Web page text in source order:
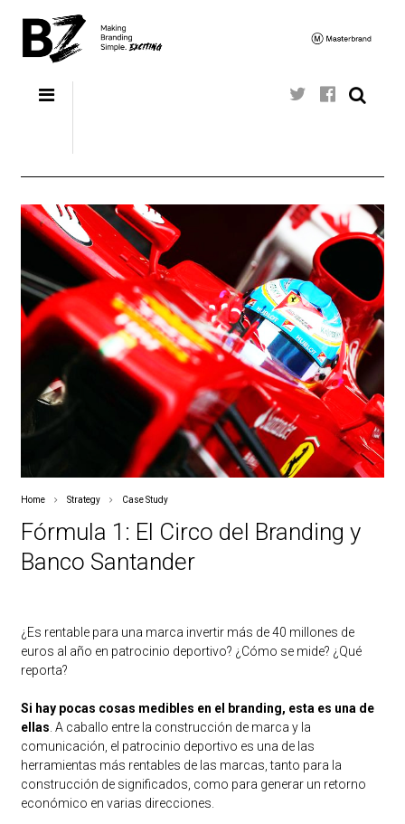
Home Strategy Case Study
Fórmula 1: El Circo del Branding y
Banco Santander
¿Es rentable para una marca invertir más de 40 millones de
euros al año en patrocinio deportivo? ¿Cómo se mide? ¿Qué
reporta?
Si hay pocas cosas medibles en el branding, esta es una de
ellas . A caballo entre la construcción de marca y la
comunicación, el patrocinio deportivo es una de las
herramientas más rentables de las marcas, tanto para la
construcción de significados, como para generar un retorno
económico en varias direcciones.